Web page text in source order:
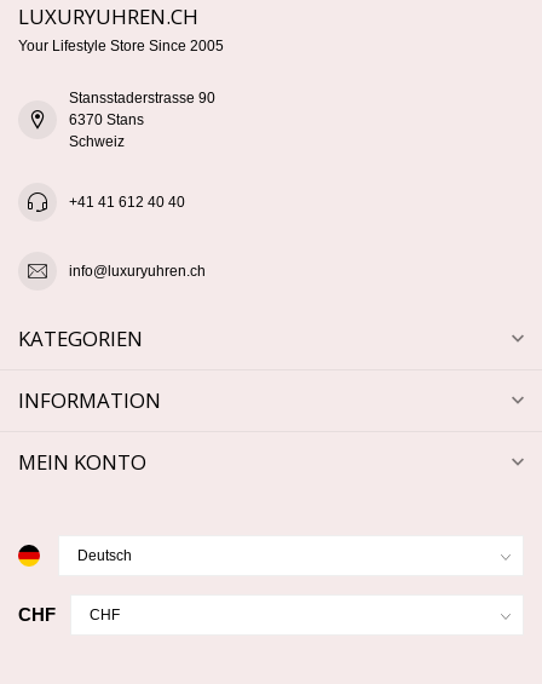
LUXURYUHREN.CH
Your Lifestyle Store Since 2005
Stansstaderstrasse 90
6370 Stans
Schweiz
+41 41 612 40 40
info@luxuryuhren.ch
KATEGORIEN
INFORMATION
MEIN KONTO
CHF